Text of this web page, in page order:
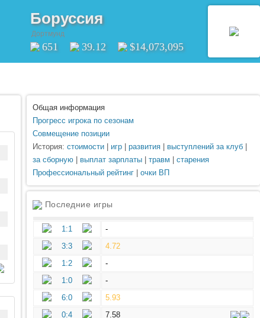
Боруссия
Дортмунд
651 39.12 $14,073,095
Общая информация
Прогресс игрока по сезонам
Совмещение позиции
История: стоимости игр развития выступлений за клуб
за сборную
выплат зарплаты травм
старения
Профессиональный рейтинг
очки ВП
Последние игры
1:1
-
3:3
4.72
1:2
-
1:0
-
6:0
5.93
0:4
7.58